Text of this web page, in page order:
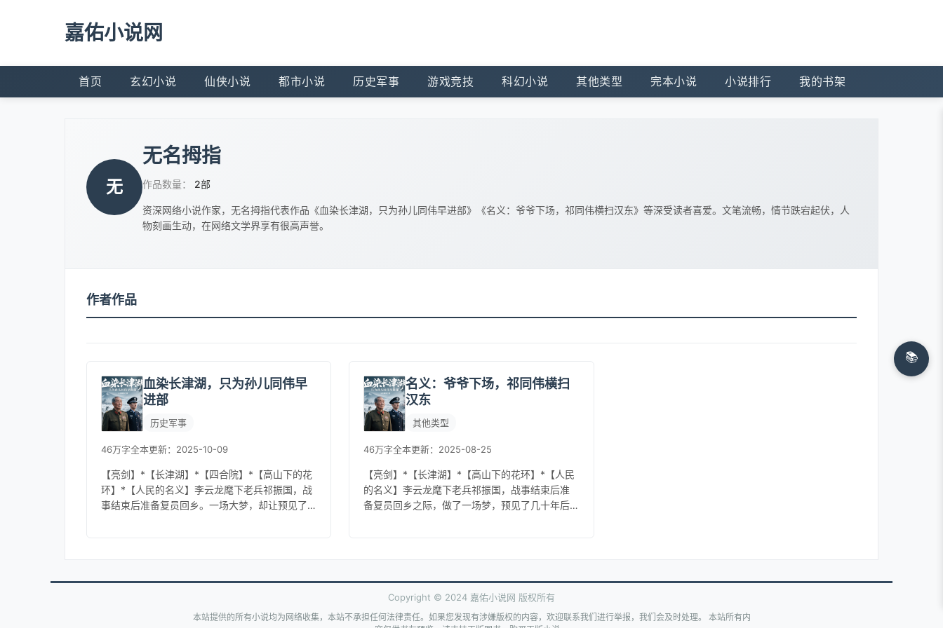
嘉佑小说网
首页 玄幻小说 仙侠小说 都市小说 历史军事 游戏竞技 科幻小说 其他类型 完本小说 小说排行 我的书架
无
无名拇指
作品数量： 2部
资深网络小说作家，无名拇指代表作品《血染长津湖，只为孙儿同伟早进部》《名义：爷爷下场，祁同伟横扫汉东》等深受读者喜爱。文笔流畅，情节跌宕起伏，人
物刻画生动，在网络文学界享有很高声誉。
作者作品
血染长津湖，只为孙儿同伟早
进部
历史军事
46万字全本更新：2025-10-09
【亮剑】*【长津湖】*【四合院】*【高山下的花
环】*【人民的名义】李云龙麾下老兵祁振国，战
事结束后准备复员回乡。一场大梦，却让预见了
名义：爷爷下场，祁同伟横扫
汉东
其他类型
46万字全本更新：2025-08-25
【亮剑】*【长津湖】*【高山下的花环】*【人民
的名义】李云龙麾下老兵祁振国，战事结束后准
备复员回乡之际，做了一场梦，预见了几十年后
📚
Copyright © 2024 嘉佑小说网 版权所有
本站提供的所有小说均为网络收集，本站不承担任何法律责任。如果您发现有涉嫌版权的内容，欢迎联系我们进行举报，我们会及时处理。 本站所有内